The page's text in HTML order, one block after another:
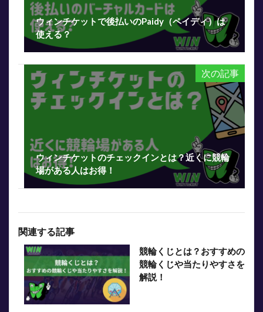
ウィンチケットで後払いのPaidy（ペイディ）は
使える？
次の記事
ウィンチケットのチェックインとは？近くに競輪
場がある人はお得！
関連する記事
競輪くじとは？おすすめの
競輪くじや当たりやすさを
解説！